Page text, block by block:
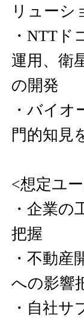
リューシ
・NTT
運用、衛
の開発
・バイ
門的知見
<想定ユ
・企業
把握
・不動
への影響
・自社